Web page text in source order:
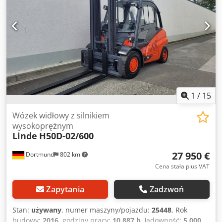
1 / 15
Dortmund 802 km
Wózek widłowy z silnikiem
wysokoprężnym
Linde H50D-02/600
27 950 €
Cena stała plus VAT
Zapytania Zadzwoń
Stan: używany, numer maszyny/pojazdu: 25448, Rok